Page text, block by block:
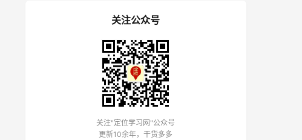
关注公众号
关注"定位学习网"公众号
更新10余年，干货多多